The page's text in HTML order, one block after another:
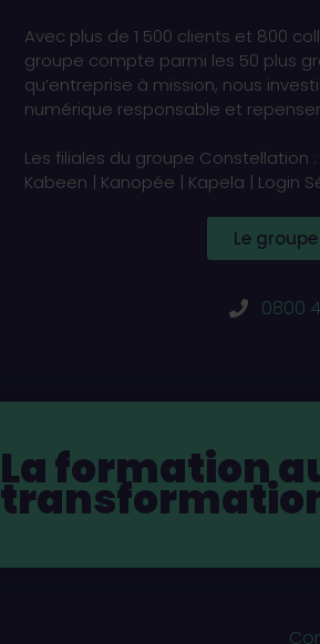
Avec plus de 1 500 clients et 800
groupe compte parmi les 50 plus
qu’entreprise à mission, nous
numérique responsable et
Les filiales du groupe Constellation
Kabeen | Kanopée | Kapela | Login
Le
0800
La formation